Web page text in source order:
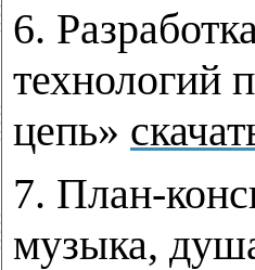
6.
технологий
цепь»
7. План-
музыка,